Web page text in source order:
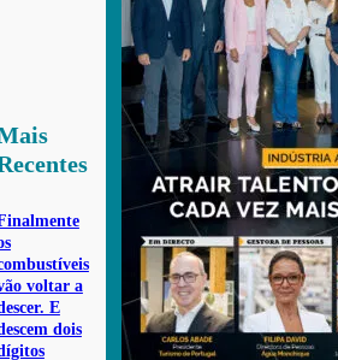
voltar a
E
dois